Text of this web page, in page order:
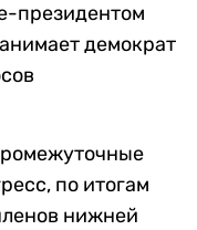
президентом
демократ
по итогам
нижней